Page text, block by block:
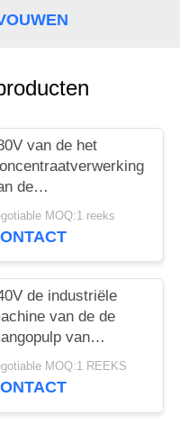
van de het
de
de
staal 304
MOQ:1 reeks
de industriële
van de de
van
processing
MOQ:1 REEKS